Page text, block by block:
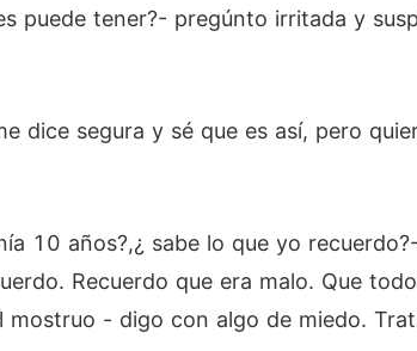
puede tener?- pregúnto irritada y
dice segura y sé que es así, pero
10 años?,¿ sabe lo que yo
Recuerdo que era malo. Que
- digo con algo de miedo.